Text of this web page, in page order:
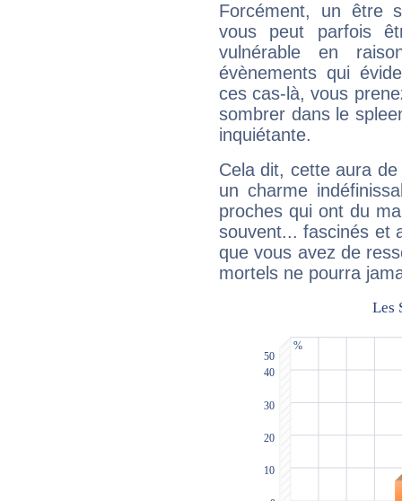
Forcément, un être
vous peut parfois
vulnérable en
évènements qui
ces cas-là, vous
sombrer dans le
inquiétante.
Cela dit, cette aura
un charme
proches qui ont du
souvent... fascinés et
que vous avez de
mortels ne pourra